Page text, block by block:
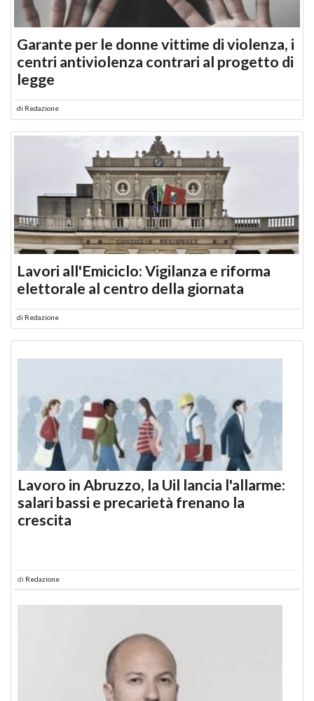
Garante per le donne vittime di violenza, i
centri antiviolenza contrari al progetto di
legge
di Redazione
Lavori all'Emiciclo: Vigilanza e riforma
elettorale al centro della giornata
di Redazione
Lavoro in Abruzzo, la Uil lancia l'allarme:
salari bassi e precarietà frenano la
crescita
di Redazione